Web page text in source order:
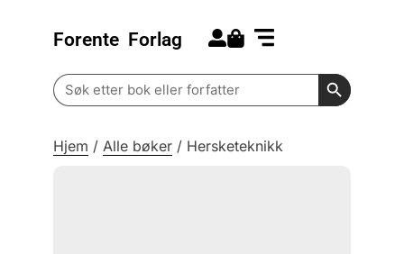
Forente Forlag
Search
for:
Search
Hjem / Alle bøker / Hersketeknikk